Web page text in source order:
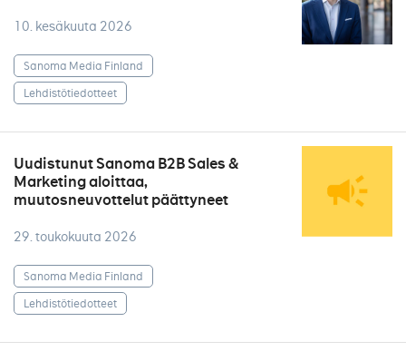
10. kesäkuuta 2026
Sanoma Media Finland
Lehdistötiedotteet
Uudistunut Sanoma B2B Sales &
Marketing aloittaa,
muutosneuvottelut päättyneet
29. toukokuuta 2026
Sanoma Media Finland
Lehdistötiedotteet